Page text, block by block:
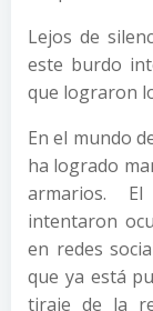
Lejos de
este burdo
que lograron
En el mundo
ha logrado
armarios.
intentaron
en redes
que ya está
tiraje de la